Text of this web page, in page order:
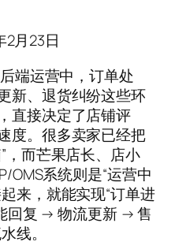
2月23日
端运营中，订单处
新、退货纠纷这些环
直接决定了店铺评
度。很多卖家已经把
，而芒果店长、店小
OMS系统则是“运营中
来，就能实现“订单进
复 → 物流更新 → 售
线。